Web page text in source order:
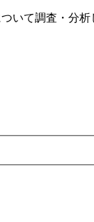
いて調査・分